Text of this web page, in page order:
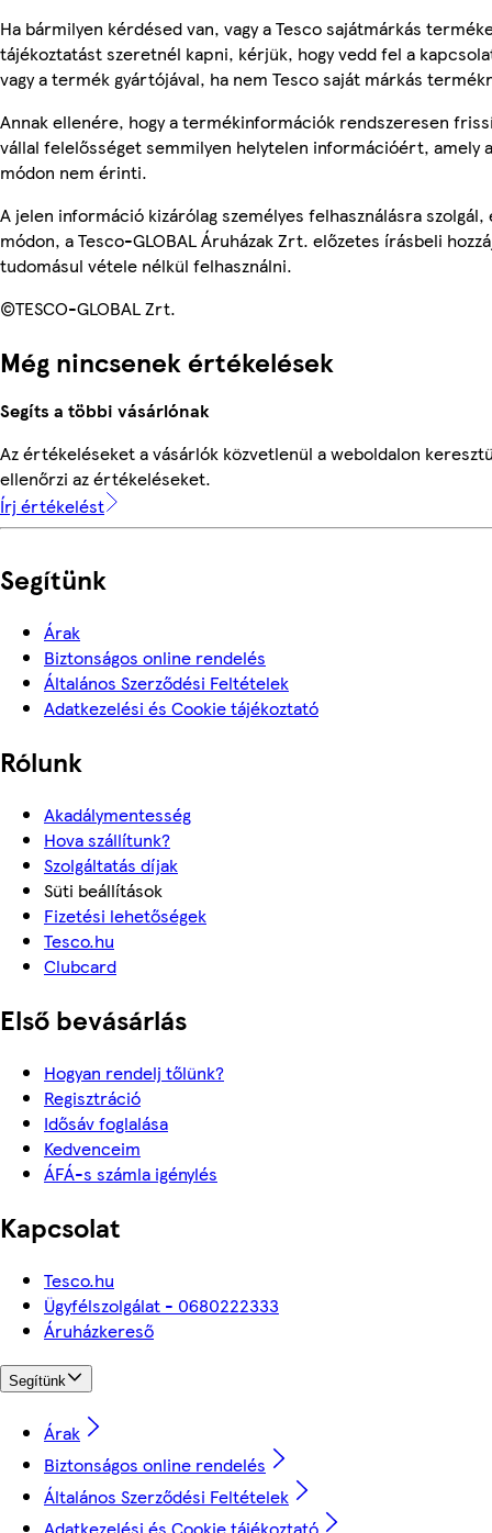
Ha bármilyen kérdésed van, vagy a Tesco sajátmárkás
tájékoztatást szeretnél kapni, kérjük, hogy vedd fel a
vagy a termék gyártójával, ha nem Tesco saját márkás
Annak ellenére, hogy a termékinformációk rendszeresen
vállal felelősséget semmilyen helytelen információért, amely
módon nem érinti.
A jelen információ kizárólag személyes felhasználásra
módon, a Tesco-GLOBAL Áruházak Zrt. előzetes írásbeli
tudomásul vétele nélkül felhasználni.
©TESCO-GLOBAL Zrt.
Még nincsenek értékelések
Segíts a többi vásárlónak
Az értékeléseket a vásárlók közvetlenül a weboldalon
ellenőrzi az értékeléseket.
Írj értékelést
Segítünk
Árak
Biztonságos online rendelés
Általános Szerződési Feltételek
Adatkezelési és Cookie tájékoztató
Rólunk
Akadálymentesség
Hova szállítunk?
Szolgáltatás díjak
Süti beállítások
Fizetési lehetőségek
Tesco.hu
Clubcard
Első bevásárlás
Hogyan rendelj tőlünk?
Regisztráció
Idősáv foglalása
Kedvenceim
ÁFÁ-s számla igénylés
Kapcsolat
Tesco.hu
Ügyfélszolgálat - 0680222333
Áruházkereső
Segítünk
Árak
Biztonságos online rendelés
Általános Szerződési Feltételek